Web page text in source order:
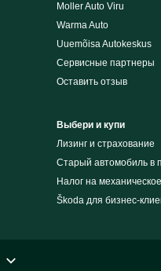
Moller Auto Viru
Warma Auto
Uuemõisa Autokeskus
Сервисные партнеры
Оставить отзыв
Выбери и купи
Лизинг и cтрахование
Cтарый автомобиль в
Налог на
Škoda для бизнес-